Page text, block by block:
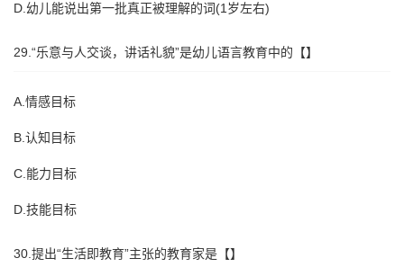
D.幼儿能说出第一批真正被理解的词(1岁左右)
29.“乐意与人交谈，讲话礼貌”是幼儿语言教育中的【】
A.情感目标
B.认知目标
C.能力目标
D.技能目标
30.提出“生活即教育”主张的教育家是【】